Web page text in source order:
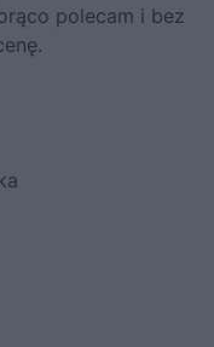
polecam i bez